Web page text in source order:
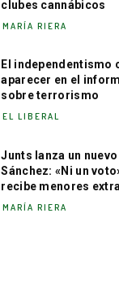
clubes cannábicos
MARÍA RIERA
El independentismo
aparecer en el
sobre terrorismo
EL LIBERAL
Junts lanza un
Sánchez: «Ni un
recibe menores
MARÍA RIERA